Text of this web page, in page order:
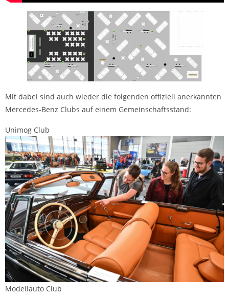
Mit dabei sind auch wieder die folgenden offiziell anerkannten
Mercedes-Benz Clubs auf einem Gemeinschaftsstand:
Unimog Club
Modellauto Club